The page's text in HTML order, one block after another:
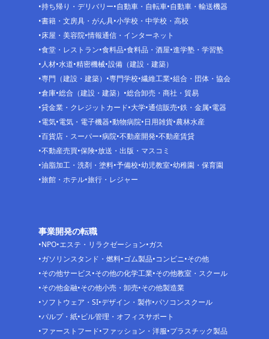
持ち帰り・デリバリー 自動車・自転車 自動車・輸送機器
書籍・文房具・がん具 小学校・中学校・高校
床屋・美容院 情報通信・インターネット
食堂・レストラン 食料品 食料品・酒屋 進学塾・学習塾
人材 水道 精密機械 設備（建設・建築）
専門（建設・建築）
専門学校 繊維工業 組合・団体・協会
倉庫 総合（建設・建築）
総合卸売・商社・貿易
貸金業・クレジットカード 大学 通信販売 鉄・金属 電器
電気 電気・電子機器 動物病院 日用雑貨 農林水産
百貨店・スーパー 病院 不動産開発 不動産賃貸
不動産売買 保険 放送・出版・マスコミ
油脂加工・洗剤・塗料 予備校 幼児教室 幼稚園・保育園
旅館・ホテル 旅行・レジャー
事業開発の転職
NPO エステ・リラクゼーション ガス
ガソリンスタンド・燃料 ゴム製品 コンビニ その他
その他サービス その他の化学工業 その他教室・スクール
その他金融 その他小売・卸売 その他製造業
ソフトウェア・SI デザイン・製作 パソコンスクール
パルプ・紙 ビル管理・オフィスサポート
ファーストフード ファッション・洋服 プラスチック製品